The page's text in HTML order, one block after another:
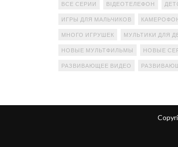
ВСЕ СЕРИИ ВІДЕОТЕЛЕФОН
ИГРЫ ДЛЯ МАЛЬЧИКОВ
МНОГО ИГРУШЕК МУЛЬТИКИ ДЛЯ
НОВЫЕ МУЛЬТФИЛЬМЫ НОВЫЕ
РАЗВИВАЮЩЕЕ ВИДЕО